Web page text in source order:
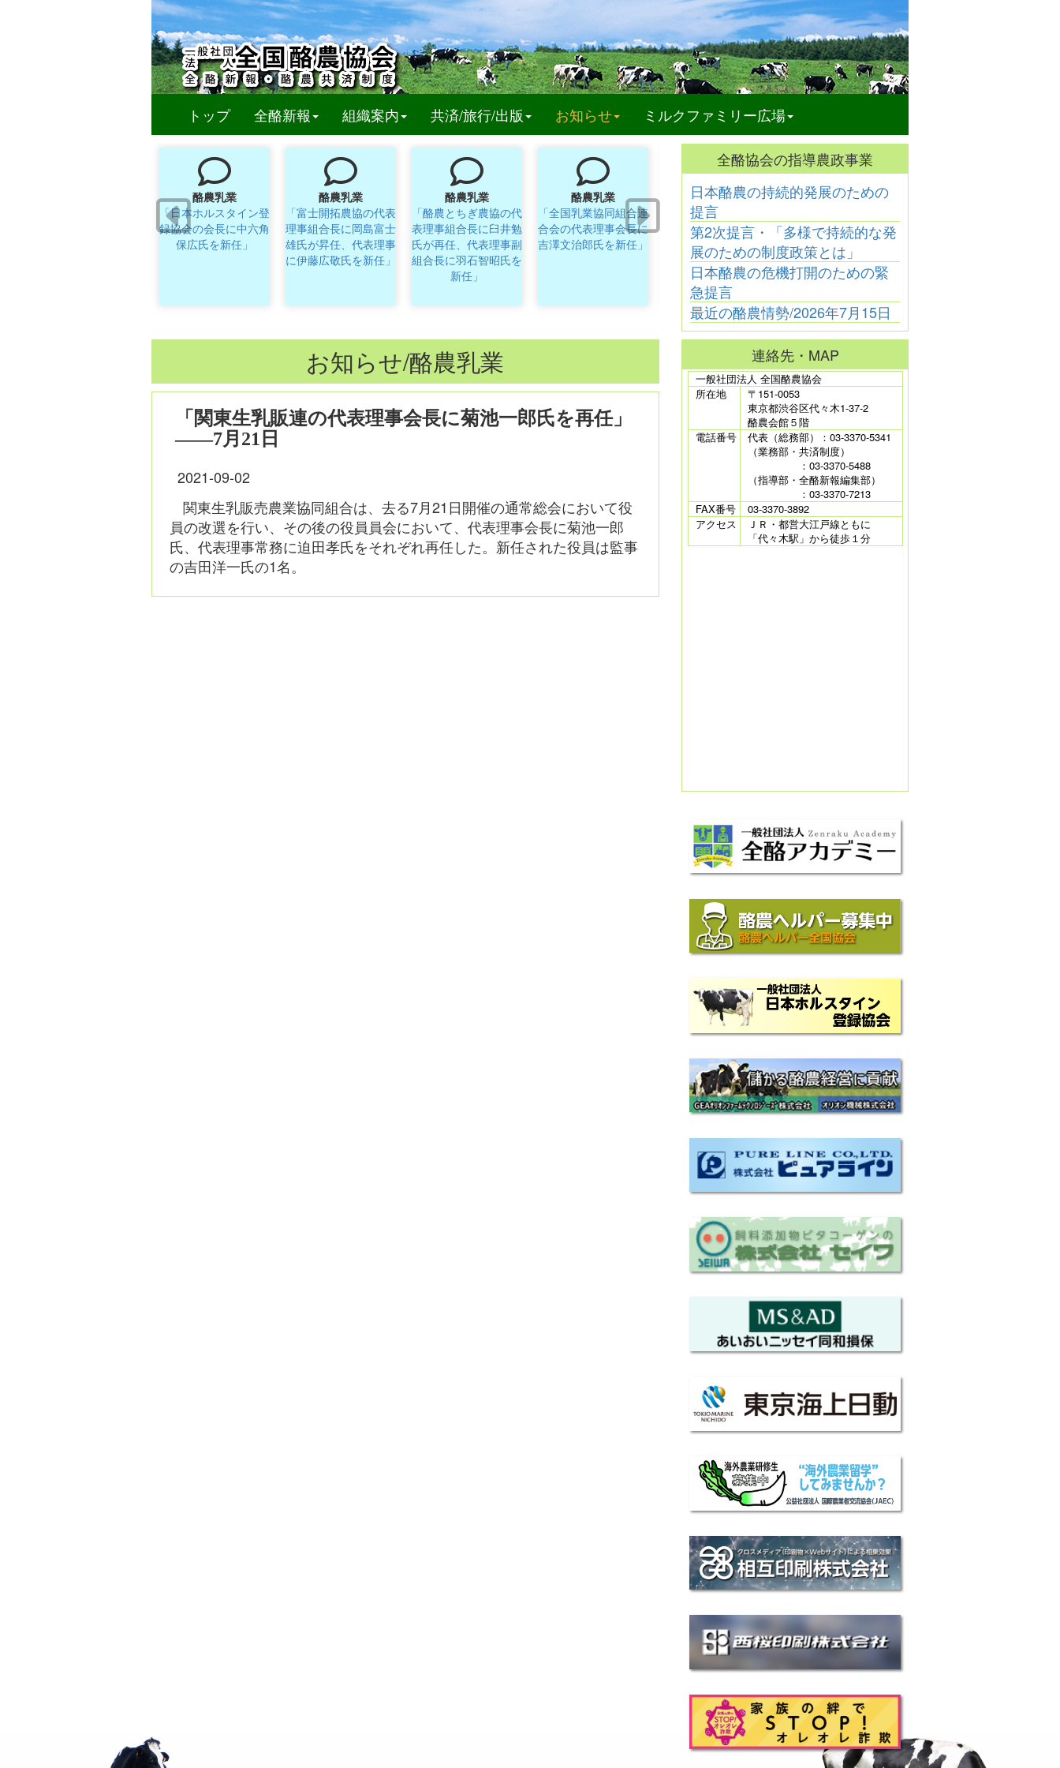
トップ 全酪新報(current)組織案内 共済/旅行/出版 お知らせ ミルクファミリー広場
酪農乳業
「日本ホルスタイン登
録協会の会長に中六角
保広氏を新任」
酪農乳業
「富士開拓農協の代表
理事組合長に岡島富士
雄氏が昇任、代表理事
に伊藤広敬氏を新任」
酪農乳業
「酪農とちぎ農協の代
表理事組合長に臼井勉
氏が再任、代表理事副
組合長に羽石智昭氏を
新任」
酪農乳業
「全国乳業協同組合連
合会の代表理事会長に
吉澤文治郎氏を新任」
酪農乳業
「クリーン化学工業㈱
の取締役に髙橋一也氏
が新任」
酪農乳業
理事組合長に徳丸洋一
氏が昇任」
お知らせ/酪農乳業
「関東生乳販連の代表理事会長に菊池一郎氏を再任」
――7月21日
2021-09-02
関東生乳販売農業協同組合は、去る7月21日開催の通常総会において役
員の改選を行い、その後の役員員会において、代表理事会長に菊池一郎
氏、代表理事常務に迫田孝氏をそれぞれ再任した。新任された役員は監事
の吉田洋一氏の1名。
全酪協会の指導農政事業
日本酪農の持続的発展のための
提言
第2次提言・「多様で持続的な発
展のための制度政策とは」
日本酪農の危機打開のための緊
急提言
最近の酪農情勢/2026年7月15日
連絡先・MAP
一般社団法人 全国酪農協会
所在地
〒151-0053
東京都渋谷区代々木1-37-2
酪農会館５階
電話番号
代表（総務部）：03-3370-5341
（業務部・共済制度）
：03-3370-5488
（指導部・全酪新報編集部）
：03-3370-7213
FAX番号
03-3370-3892
アクセス
ＪＲ・都営大江戸線ともに
「代々木駅」から徒歩１分